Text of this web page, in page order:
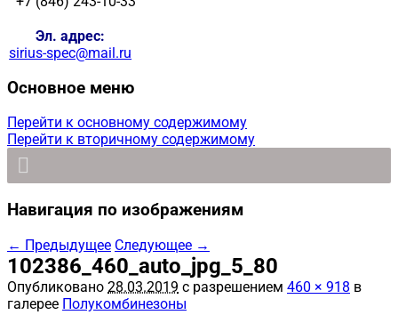
Эл. адрес:
sirius-spec@mail.ru
Основное меню
Перейти к основному содержимому
Перейти к вторичному содержимому
Навигация по изображениям
← Предыдущее Следующее →
102386_460_auto_jpg_5_80
Опубликовано 28.03.2019 с разрешением 460 × 918 в
галерее Полукомбинезоны